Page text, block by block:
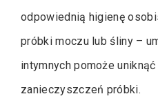
odpowiednią higienę
próbki moczu lub śliny –
intymnych pomoże
zanieczyszczeń próbki.